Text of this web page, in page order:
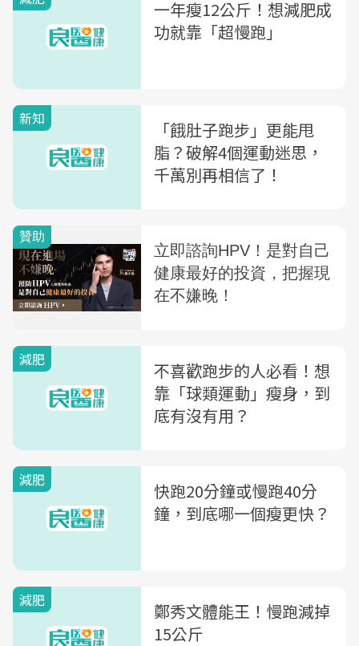
一年瘦12公斤！想減肥成
功就靠「超慢跑」
新知
「餓肚子跑步」更能甩
脂？破解4個運動迷思，
千萬別再相信了！
減肥
不喜歡跑步的人必看！想
靠「球類運動」瘦身，到
底有沒有用？
減肥
快跑20分鐘或慢跑40分
鐘，到底哪一個瘦更快？
減肥
鄭秀文體能王！慢跑減掉
15公斤